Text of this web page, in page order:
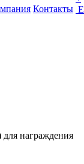
Контакты
награждения